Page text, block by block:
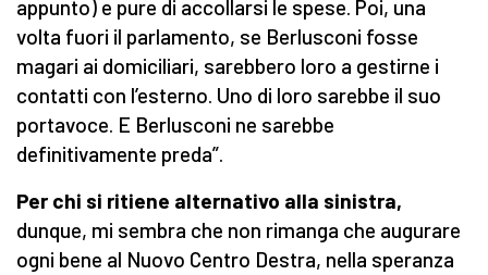
appunto) e pure di accollarsi le spese. Poi, una
volta fuori il parlamento, se Berlusconi fosse
magari ai domiciliari, sarebbero loro a gestirne i
contatti con l’esterno. Uno di loro sarebbe il suo
portavoce. E Berlusconi ne sarebbe
definitivamente preda”.
Per chi si ritiene alternativo alla sinistra,
dunque, mi sembra che non rimanga che augurare
ogni bene al Nuovo Centro Destra, nella speranza